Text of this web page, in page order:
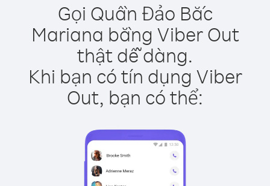
Gọi Quần Đảo Bắc
Mariana bằng Viber Out
thật dễ dàng.
Khi bạn có tín dụng Viber
Out, bạn có thể: